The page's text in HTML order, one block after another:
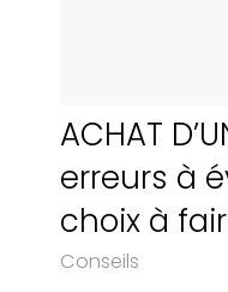
ACHAT
erreurs à
choix à
Conseils